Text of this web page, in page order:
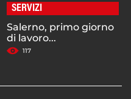
SERVIZI
Salerno, primo giorno
di lavoro...
117